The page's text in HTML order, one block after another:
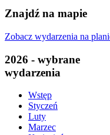
Znajdź na mapie
Zobacz wydarzenia na
2026 - wybrane
wydarzenia
Wstęp
Styczeń
Luty
Marzec